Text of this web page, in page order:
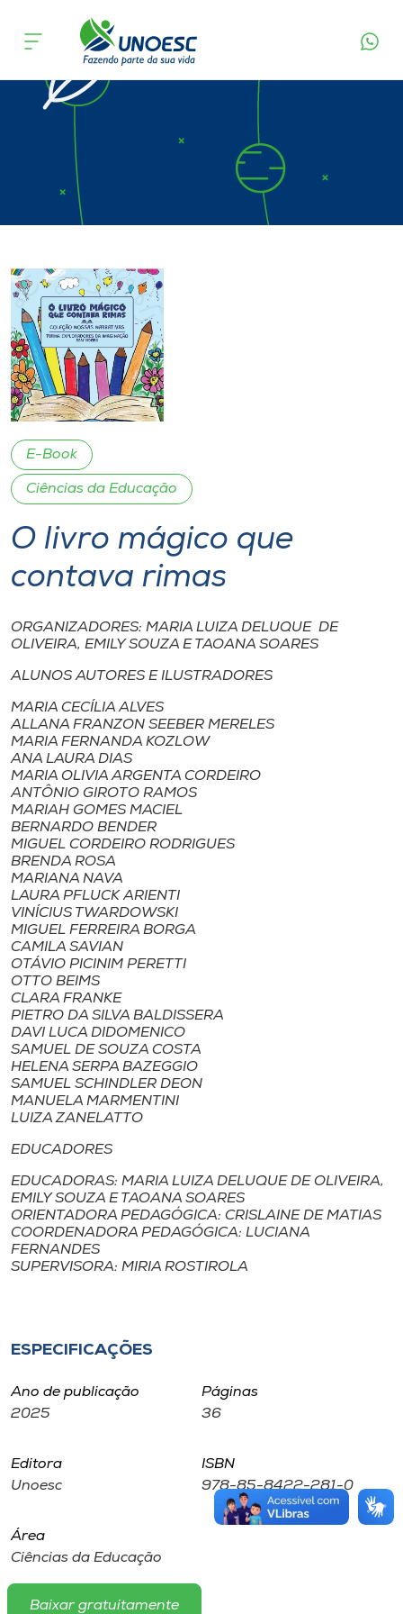
Cursos
Onde estamos
Atendimento ao Estudante
A
Unoesc
Internacionalização
I.nova
Diplomados
Cultura
Editora
Rádio
Museu
Unoesc
Store
Selecione
o idioma
A+
E-Book
Ciências da Educação
O livro mágico que
contava rimas
ORGANIZADORES: MARIA LUIZA DELUQUE DE
OLIVEIRA, EMILY SOUZA E TAOANA SOARES
ALUNOS AUTORES E ILUSTRADORES
MARIA CECÍLIA ALVES
ALLANA FRANZON SEEBER MERELES
MARIA FERNANDA KOZLOW
ANA LAURA DIAS
MARIA OLIVIA ARGENTA CORDEIRO
ANTÔNIO GIROTO RAMOS
MARIAH GOMES MACIEL
BERNARDO BENDER
MIGUEL CORDEIRO RODRIGUES
BRENDA ROSA
MARIANA NAVA
LAURA PFLUCK ARIENTI
VINÍCIUS TWARDOWSKI
MIGUEL FERREIRA BORGA
CAMILA SAVIAN
OTÁVIO PICINIM PERETTI
OTTO BEIMS
CLARA FRANKE
PIETRO DA SILVA BALDISSERA
DAVI LUCA DIDOMENICO
SAMUEL DE SOUZA COSTA
HELENA SERPA BAZEGGIO
SAMUEL SCHINDLER DEON
MANUELA MARMENTINI
LUIZA ZANELATTO
EDUCADORES
EDUCADORAS: MARIA LUIZA DELUQUE DE OLIVEIRA,
EMILY SOUZA E TAOANA SOARES
ORIENTADORA PEDAGÓGICA: CRISLAINE DE MATIAS
COORDENADORA PEDAGÓGICA: LUCIANA
FERNANDES
SUPERVISORA: MIRIA ROSTIROLA
ESPECIFICAÇÕES
Ano de publicação
2025
Páginas
36
Editora
Unoesc
ISBN
978-85-8422-281-0
Área
Ciências da Educação
Baixar gratuitamente